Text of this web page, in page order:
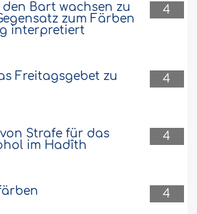
4
Bart wachsen zu
zum Färben
interpretiert
4
Freitagsgebet zu
4
Strafe für das
im Hadîth
4